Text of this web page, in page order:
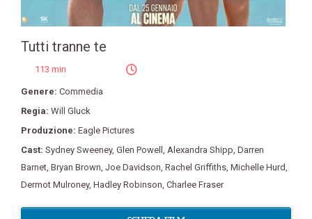
Tutti tranne te
113 min
Genere: Commedia
Regia: Will Gluck
Produzione: Eagle Pictures
Cast: Sydney Sweeney, Glen Powell , Alexandra Shipp, Darren
Barnet, Bryan Brown, Joe Davidson, Rachel Griffiths, Michelle Hurd,
Dermot Mulroney, Hadley Robinson, Charlee Fraser